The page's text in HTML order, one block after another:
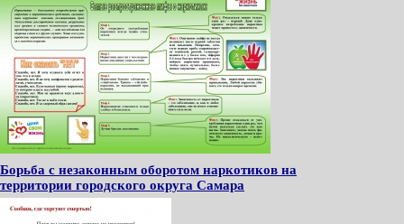
Борьба с незаконным оборотом наркотиков на
территории городского округа Самара